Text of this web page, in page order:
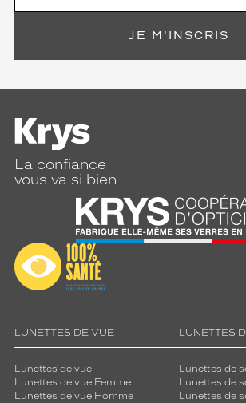
JE M'INSCRIS
La confiance
vous va si bien
LUNETTES DE VUE
Lunettes de vue
Lunettes de vue Femme
Lunettes de vue Homme
LUNETTES
Lunettes de
Lunettes de
Lunettes de